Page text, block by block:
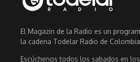
El Magazin de la Radio es un
la cadena Todelar Radio de
Escúchenos todos los sabados en